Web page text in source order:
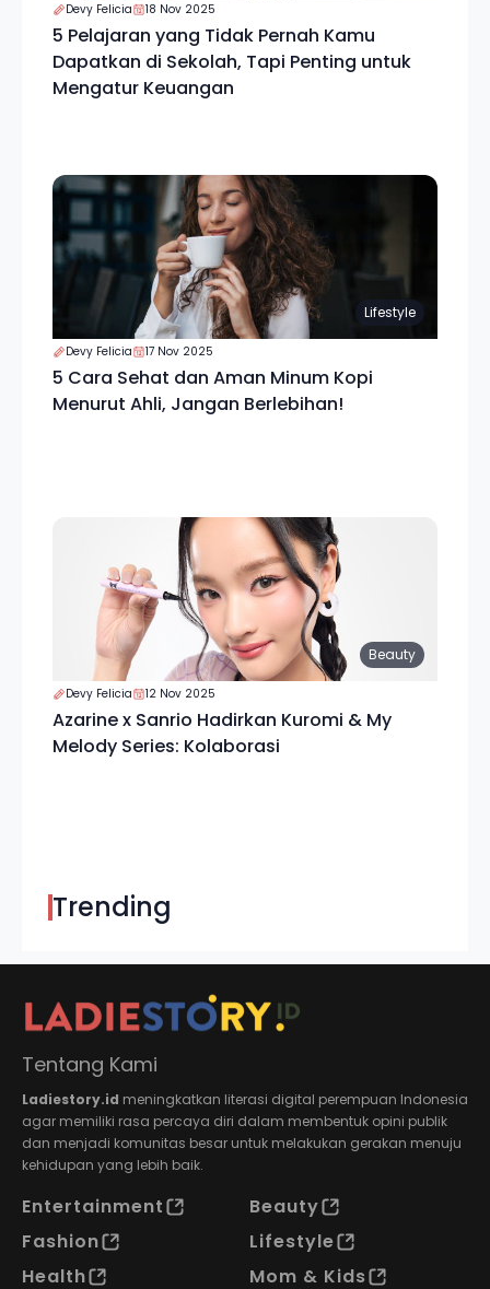
Devy Felicia 18 Nov 2025
5 Pelajaran yang Tidak Pernah Kamu
Dapatkan di Sekolah, Tapi Penting untuk
Mengatur Keuangan
Lifestyle
Devy Felicia 17 Nov 2025
5 Cara Sehat dan Aman Minum Kopi
Menurut Ahli, Jangan Berlebihan!
Beauty
Devy Felicia 12 Nov 2025
Azarine x Sanrio Hadirkan Kuromi & My
Melody Series: Kolaborasi
Trending
Tentang Kami
Ladiestory.id meningkatkan literasi digital perempuan Indonesia
agar memiliki rasa percaya diri dalam membentuk opini publik
dan menjadi komunitas besar untuk melakukan gerakan menuju
kehidupan yang lebih baik.
Entertainment
Beauty
Fashion
Lifestyle
Health
Mom & Kids